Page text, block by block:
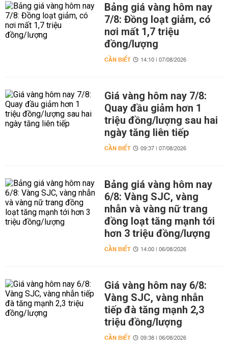
Bảng giá vàng hôm nay
7/8: Đồng loạt giảm, có
nơi mất 1,7 triệu
đồng/lượng
CẦN BIẾT 14:10 | 07/08/2026
Giá vàng hôm nay 7/8:
Quay đầu giảm hơn 1
triệu đồng/lượng sau hai
ngày tăng liên tiếp
CẦN BIẾT 09:37 | 07/08/2026
Bảng giá vàng hôm nay
6/8: Vàng SJC, vàng
nhẫn và vàng nữ trang
đồng loạt tăng mạnh tới
hơn 3 triệu đồng/lượng
CẦN BIẾT 14:00 | 06/08/2026
Giá vàng hôm nay 6/8:
Vàng SJC, vàng nhẫn
tiếp đà tăng mạnh 2,3
triệu đồng/lượng
CẦN BIẾT 09:38 | 06/08/2026